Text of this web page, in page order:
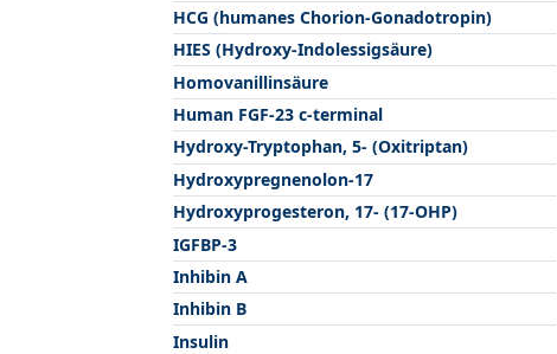
HCG (humanes Chorion-Gonadotropin)
HIES (Hydroxy-Indolessigsäure)
Homovanillinsäure
Human FGF-23 c-terminal
Hydroxy-Tryptophan, 5- (Oxitriptan)
Hydroxypregnenolon-17
Hydroxyprogesteron, 17- (17-OHP)
IGFBP-3
Inhibin A
Inhibin B
Insulin